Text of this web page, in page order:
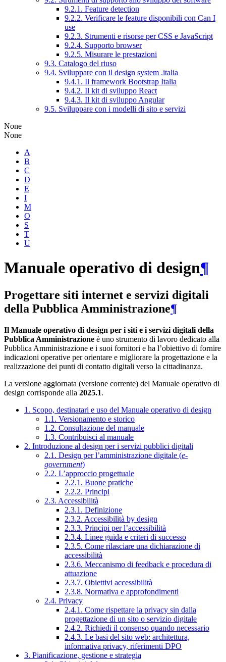
9.2.1. Feature detection
9.2.2. Verificare le feature disponibili con Can I
use
9.2.3. Strumenti e risorse per CSS e JavaScript
9.2.4. Supporto browser
9.2.5. Misurare le prestazioni
9.3. Catalogo del riuso
9.4. Sviluppare con il design system .italia
9.4.1. Il framework Bootstrap Italia
9.4.2. Il kit di sviluppo React
9.4.3. Il kit di sviluppo Angular
9.5. Sviluppare con i modelli di sito e servizi
None
None
A
B
C
D
E
I
M
O
S
T
U
Manuale operativo di design¶
Progettare siti internet e servizi digitali
della Pubblica Amministrazione¶
Il Manuale operativo di design per i siti e i servizi digitali della
Pubblica Amministrazione è uno strumento di lavoro dedicato alla
Pubblica Amministrazione e i suoi fornitori e ha l’obiettivo di fornire
indicazioni operative per orientare e migliorare la progettazione e la
realizzazione dei punti di contatto digitali verso la cittadinanza.
La versione aggiornata (versione corrente) del Manuale operativo di
design corrisponde alla 2025.1.
1. Scopo, destinatari e uso del Manuale operativo di design
1.1. Versionamento e storico
1.2. Consultazione del manuale
1.3. Contribuisci al manuale
2. Introduzione al design per i servizi pubblici digitali
2.1. Design per l’amministrazione digitale (e-
government)
2.2. L’approccio progettuale
2.2.1. Buone pratiche
2.2.2. Principi
2.3. Accessibilità
2.3.1. Definizione
2.3.2. Accessibilità by design
2.3.3. Principi per l’accessibilità
2.3.4. Linee guida e criteri di successo
2.3.5. Come rilasciare una dichiarazione di
accessibilità
2.3.6. Meccanismo di feedback e procedura di
attuazione
2.3.7. Obiettivi accessibilità
2.3.8. Normativa e approfondimenti
2.4. Privacy
2.4.1. Come rispettare la privacy sin dalla
progettazione di un sito o servizio digitale
2.4.2. Richiedi il consenso quando necessario
2.4.3. Le basi del sito web: architettura,
informativa privacy, riferimenti DPO
3. Pianificazione, gestione e strategia